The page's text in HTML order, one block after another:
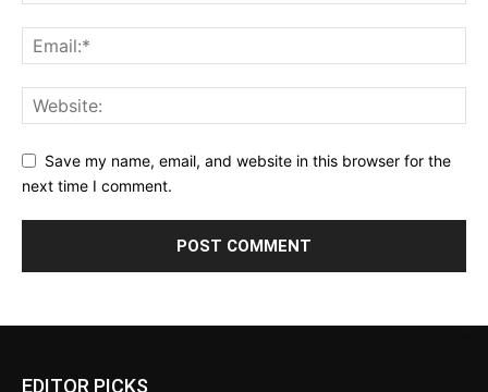
Save my name, email, and website in this browser for the
next time I comment.
EDITOR PICKS